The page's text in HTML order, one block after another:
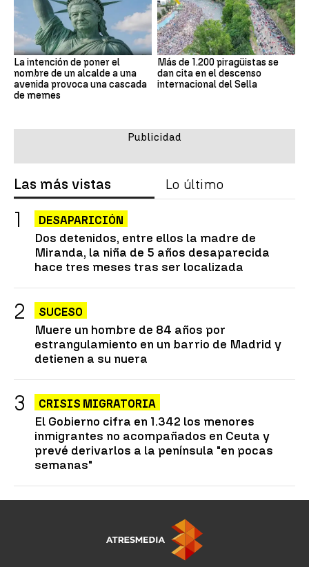
La intención de poner el
nombre de un alcalde a una
avenida provoca una cascada
de memes
Más de 1.200 piragüistas se
dan cita en el descenso
internacional del Sella
Las más vistas Lo último
DESAPARICIÓN
Dos detenidos, entre ellos la madre de
Miranda, la niña de 5 años desaparecida
hace tres meses tras ser localizada
SUCESO
Muere un hombre de 84 años por
estrangulamiento en un barrio de Madrid y
detienen a su nuera
CRISIS MIGRATORIA
El Gobierno cifra en 1.342 los menores
inmigrantes no acompañados en Ceuta y
prevé derivarlos a la península "en pocas
semanas"